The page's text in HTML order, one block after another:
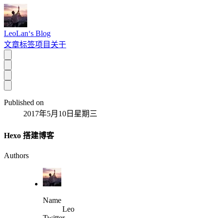
LeoLan‘s Blog
文章标签项目 关于
Published on
2017年5月10日星期三
Hexo 搭建博客
Authors
Name
Leo